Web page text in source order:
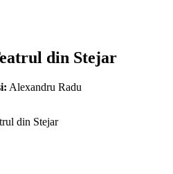
din Stejar
Alexandru Radu